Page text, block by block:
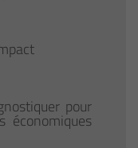
pour
économiques